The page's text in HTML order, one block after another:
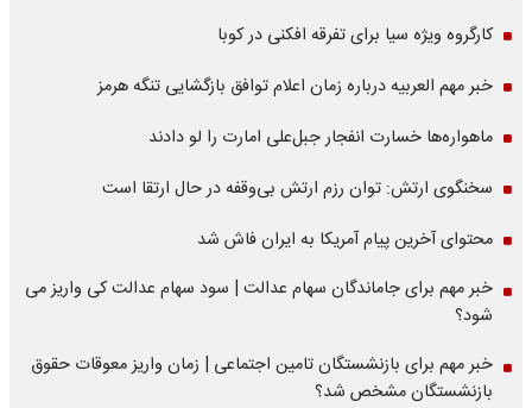
کارگروه ویژه سیا برای تفرقه افکنی در کوبا
خبر مهم العربیه درباره زمان اعلام توافق بازگشایی تنگه هرمز
ماهواره‌‌ها خسارت انفجار جبل‌علی امارت را لو دادند
سخنگوی ارتش: توان رزم ارتش بی‌وقفه در حال ارتقا است
محتوای آخرین پیام آمریکا به ایران فاش شد
خبر مهم برای جاماندگان سهام عدالت | سود سهام عدالت کی واریز می
شود؟
خبر مهم برای بازنشستگان تامین اجتماعی | زمان واریز معوقات حقوق
بازنشستگان مشخص شد؟